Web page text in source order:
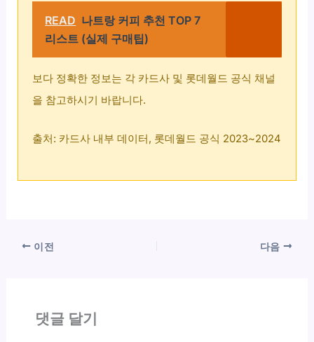
READ 나트랑 커피 추천 TOP 7
리스트 (실제 구매팁)
보다 정확한 정보는 각 카드사 및 롯데월드 공식 채널
을 참고하시기 바랍니다.
출처: 카드사 내부 데이터, 롯데월드 공식 2023~2024
이전 다음
댓글 달기